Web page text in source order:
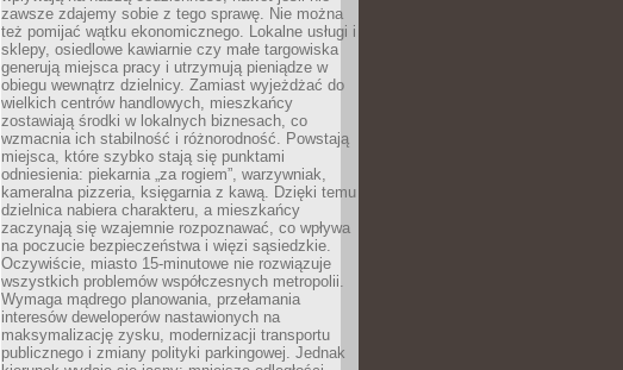
zawsze zdajemy sobie z tego sprawę. Nie można
też pomijać wątku ekonomicznego. Lokalne usługi i
sklepy, osiedlowe kawiarnie czy małe targowiska
generują miejsca pracy i utrzymują pieniądze w
obiegu wewnątrz dzielnicy. Zamiast wyjeżdżać do
wielkich centrów handlowych, mieszkańcy
zostawiają środki w lokalnych biznesach, co
wzmacnia ich stabilność i różnorodność. Powstają
miejsca, które szybko stają się punktami
odniesienia: piekarnia „za rogiem”, warzywniak,
kameralna pizzeria, księgarnia z kawą. Dzięki temu
dzielnica nabiera charakteru, a mieszkańcy
zaczynają się wzajemnie rozpoznawać, co wpływa
na poczucie bezpieczeństwa i więzi sąsiedzkie.
Oczywiście, miasto 15-minutowe nie rozwiązuje
wszystkich problemów współczesnych metropolii.
Wymaga mądrego planowania, przełamania
interesów deweloperów nastawionych na
maksymalizację zysku, modernizacji transportu
publicznego i zmiany polityki parkingowej. Jednak